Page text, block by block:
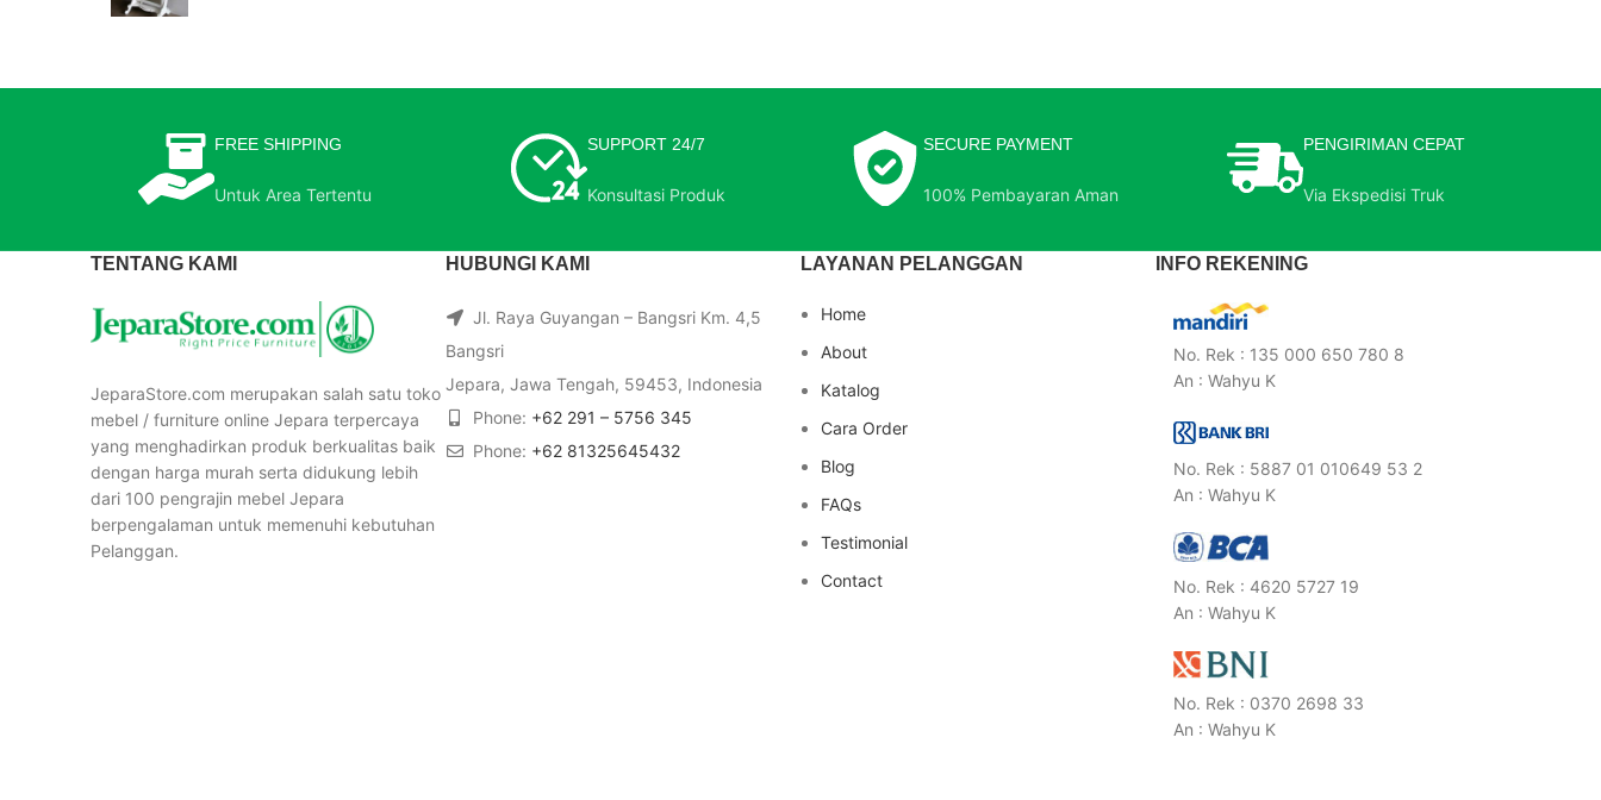
FREE SHIPPING
Untuk Area Tertentu
SUPPORT 24/7
Konsultasi Produk
SECURE PAYMENT
100% Pembayaran Aman
PENGIRIMAN CEPAT
Via Ekspedisi Truk
TENTANG KAMI
JeparaStore.com merupakan salah satu toko
mebel / furniture online Jepara terpercaya
yang menghadirkan produk berkualitas baik
dengan harga murah serta didukung lebih
dari 100 pengrajin mebel Jepara
berpengalaman untuk memenuhi kebutuhan
Pelanggan.
HUBUNGI KAMI
Jl. Raya Guyangan – Bangsri Km. 4,5
Bangsri
Jepara, Jawa Tengah, 59453, Indonesia
Phone: +62 291 – 5756 345
Phone: +62 81325645432
LAYANAN PELANGGAN
Home
About
Katalog
Cara Order
Blog
FAQs
Testimonial
Contact
INFO REKENING
No. Rek : 135 000 650 780 8
An : Wahyu K
No. Rek : 5887 01 010649 53 2
An : Wahyu K
No. Rek : 4620 5727 19
An : Wahyu K
No. Rek : 0370 2698 33
An : Wahyu K